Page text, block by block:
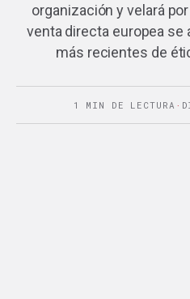
organización y velará
venta directa europea se
más recientes de
1 MIN DE LECTURA ·